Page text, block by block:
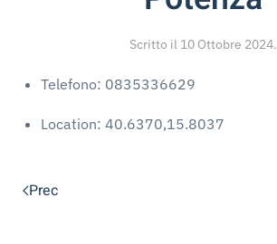
Scritto il 10 Ottobre 2024.
Telefono: 0835336629
Location: 40.6370,15.8037
Prec